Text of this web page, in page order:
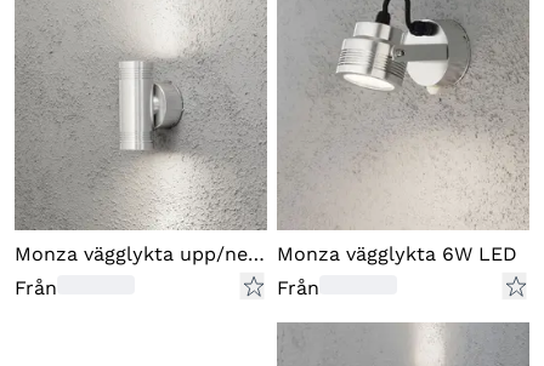
Monza vägglykta upp/ned LED
Från
Monza vägglykta 6W LED
Från